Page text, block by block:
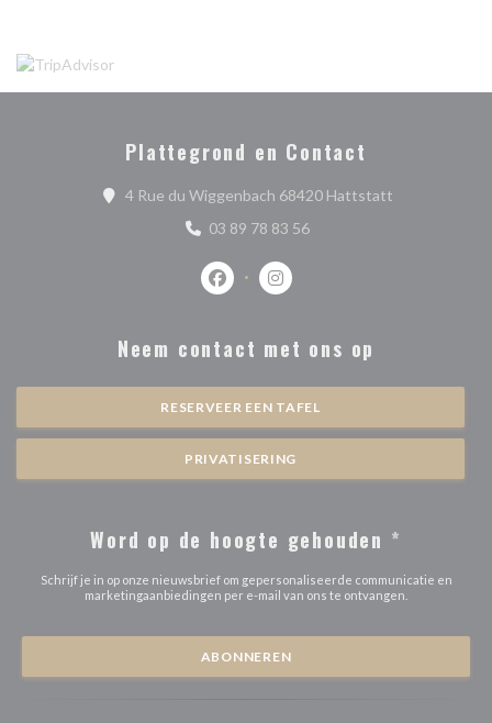
Plattegrond en Contact
4 Rue du Wiggenbach 68420 Hattstatt((opent in
03 89 78 83 56
Facebook ((opent in een nieuw
Instagram ((opent in een
Neem contact met ons op
RESERVEER EEN TAFEL
PRIVATISERING
Word op de hoogte gehouden *
Schrijf je in op onze nieuwsbrief om gepersonaliseerde communicatie en
marketingaanbiedingen per e-mail van ons te ontvangen.
ABONNEREN